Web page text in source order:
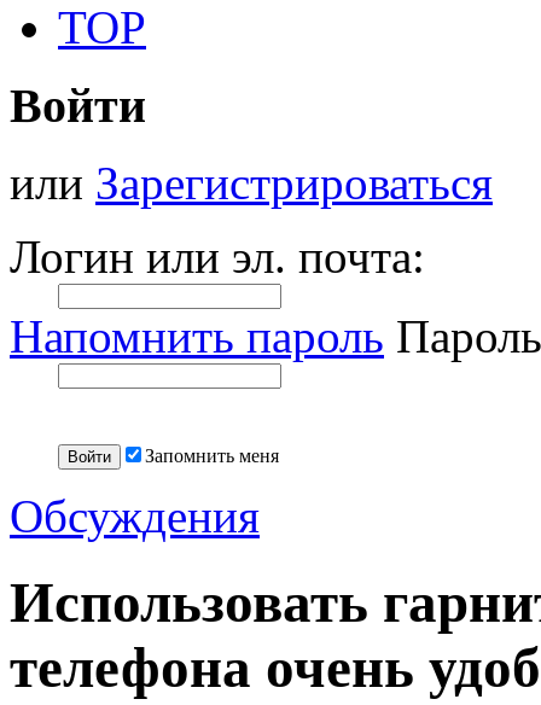
TOP
Войти
или Зарегистрироваться
Логин или эл. почта:
Напомнить пароль
Запомнить меня
Обсуждения
Использовать
телефона очень